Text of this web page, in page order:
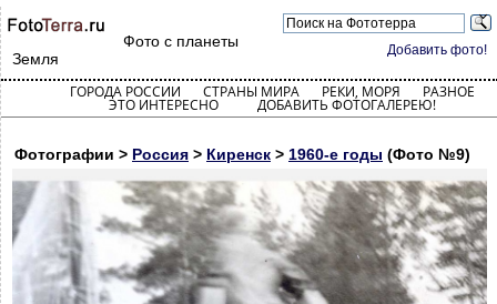
Добавить фото!
Фото с планеты
Земля
ГОРОДА РОССИИ СТРАНЫ МИРА РЕКИ, МОРЯ РАЗНОЕ
ЭТО ИНТЕРЕСНО ДОБАВИТЬ ФОТОГАЛЕРЕЮ!
Фотографии > Россия > Киренск > 1960-е годы (Фото №9)